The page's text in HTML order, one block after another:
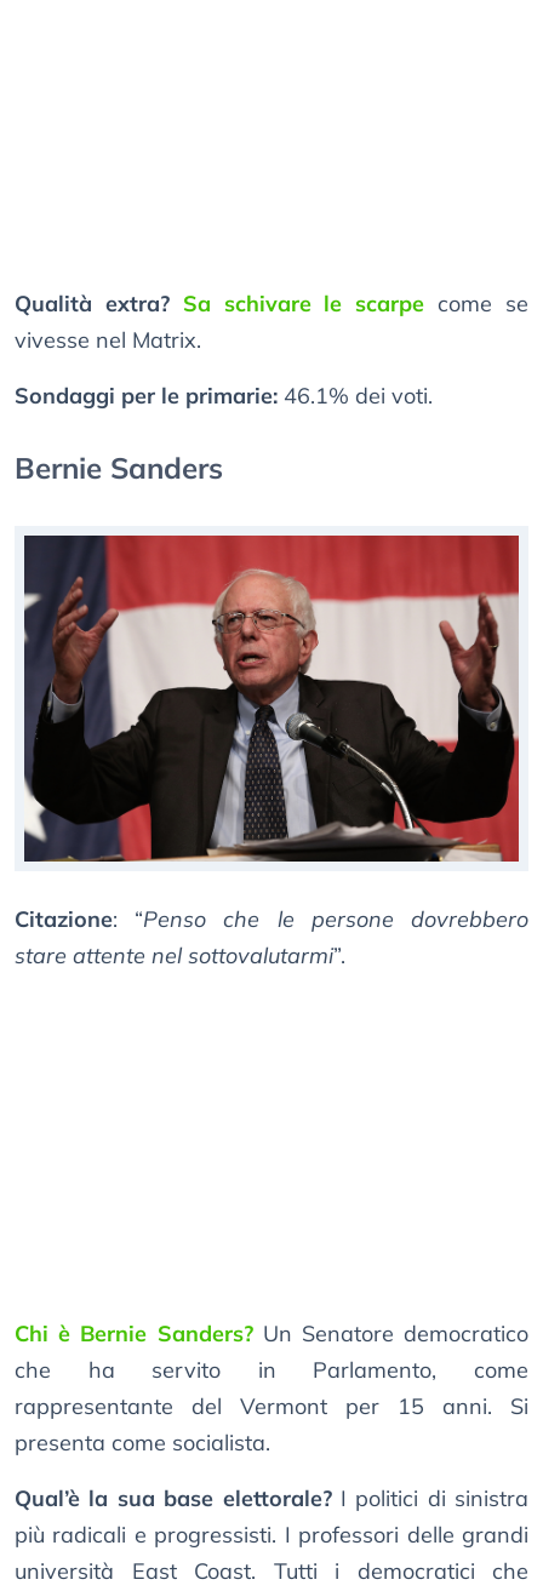
Qualità extra? Sa schivare le scarpe come se
vivesse nel Matrix.
Sondaggi per le primarie: 46.1% dei voti.
Bernie Sanders
Citazione: “Penso che le persone dovrebbero
stare attente nel sottovalutarmi”.
Chi è Bernie Sanders?Un Senatore democratico
che ha servito in Parlamento, come
rappresentante del Vermont per 15 anni. Si
presenta come socialista.
Qual’è la sua base elettorale?I politici di sinistra
più radicali e progressisti. I professori delle grandi
università East Coast. Tutti i democratici che